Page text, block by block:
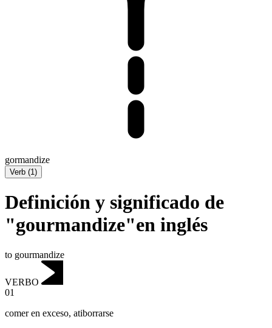
gormandize
Verb (1)
Definición y significado de
"gourmandize"en inglés
to gourmandize
VERBO
01
comer en exceso, atiborrarse